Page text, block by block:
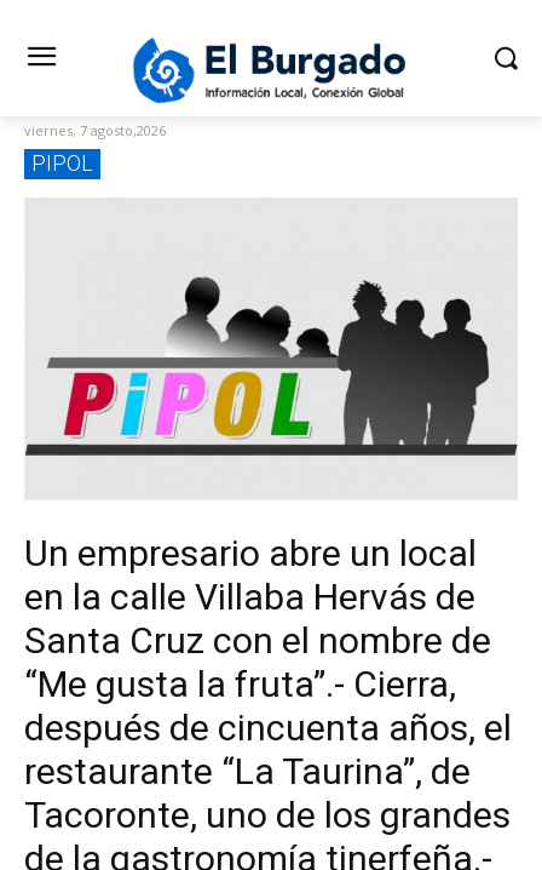
viernes, 7 agosto,2026
PIPOL
Un empresario abre un local
en la calle Villaba Hervás de
Santa Cruz con el nombre de
“Me gusta la fruta”.- Cierra,
después de cincuenta años, el
restaurante “La Taurina”, de
Tacoronte, uno de los grandes
de la gastronomía tinerfeña.-